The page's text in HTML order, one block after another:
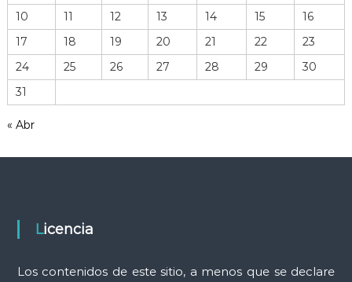
h
r
r
m
i
n
10
11 12 13 14 15
16
17
18 19 20 21 22
23
24
25 26 27 28 29
30
31
« Abr
Licencia
Los contenidos de este sitio, a menos que se declare